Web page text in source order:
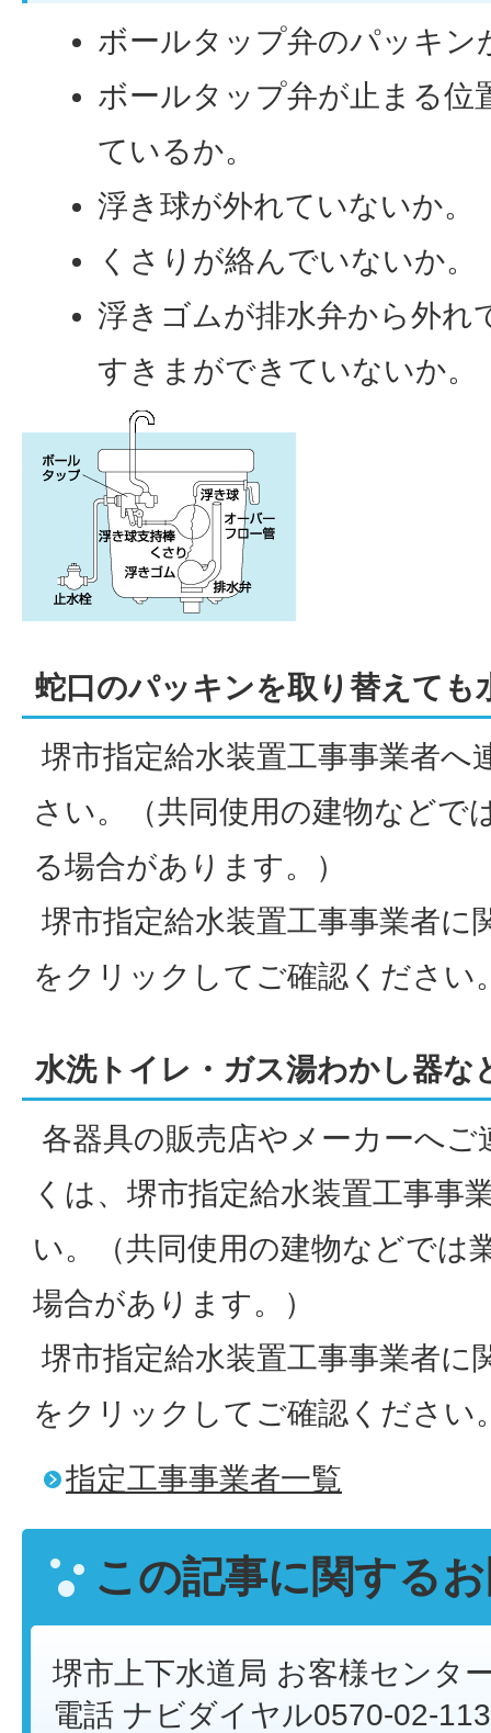
ボールタップ弁のパッキン
ボールタップ弁が止まる位
ているか。
浮き球が外れていないか。
くさりが絡んでいないか。
浮きゴムが排水弁から外れ
すきまができていないか。
蛇口のパッキンを取り替えても
堺市指定給水装置工事事業者へ
さい。（共同使用の建物などで
る場合があります。）
堺市指定給水装置工事事業者に
をクリックしてご確認ください
水洗トイレ・ガス湯わかし器な
各器具の販売店やメーカーへ
くは、堺市指定給水装置工事事
い。（共同使用の建物などでは
場合があります。）
堺市指定給水装置工事事業者に
をクリックしてご確認ください
指定工事事業者一覧
この記事に関する
堺市上下水道局 お客様センタ
電話 ナビダイヤル0570-02-